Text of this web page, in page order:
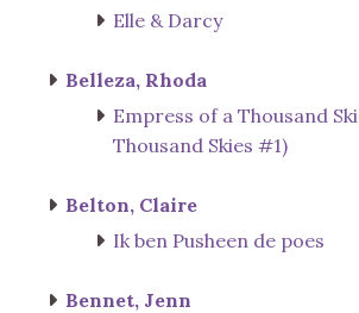
Elle & Darcy
Belleza, Rhoda
Empress of a Thousand
Thousand Skies #1)
Belton, Claire
Ik ben Pusheen de poes
Bennet, Jenn